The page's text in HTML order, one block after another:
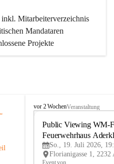
Mitarbeiterverzeichnis
Mandataren
Projekte
A
vor 2 WochenVeranstaltung
Public Viewing WM-
Feuerwehrhaus
So., 19. Juli 2026,
Event von